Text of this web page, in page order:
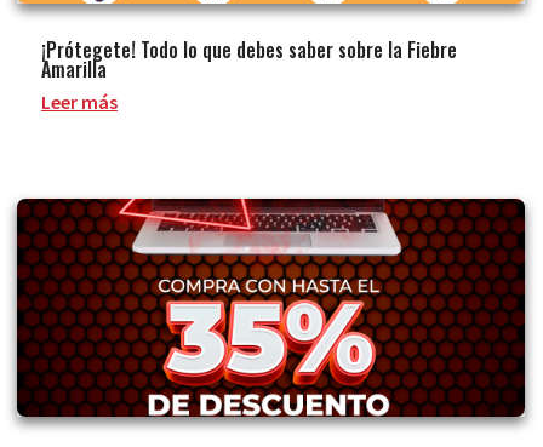
¡Prótegete! Todo lo que debes saber sobre la Fiebre
Amarilla
Leer más